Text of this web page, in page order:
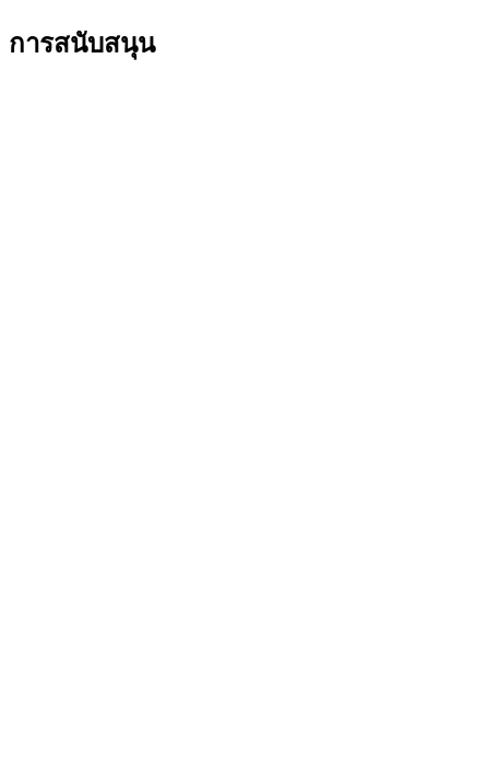
การสนับสนุน